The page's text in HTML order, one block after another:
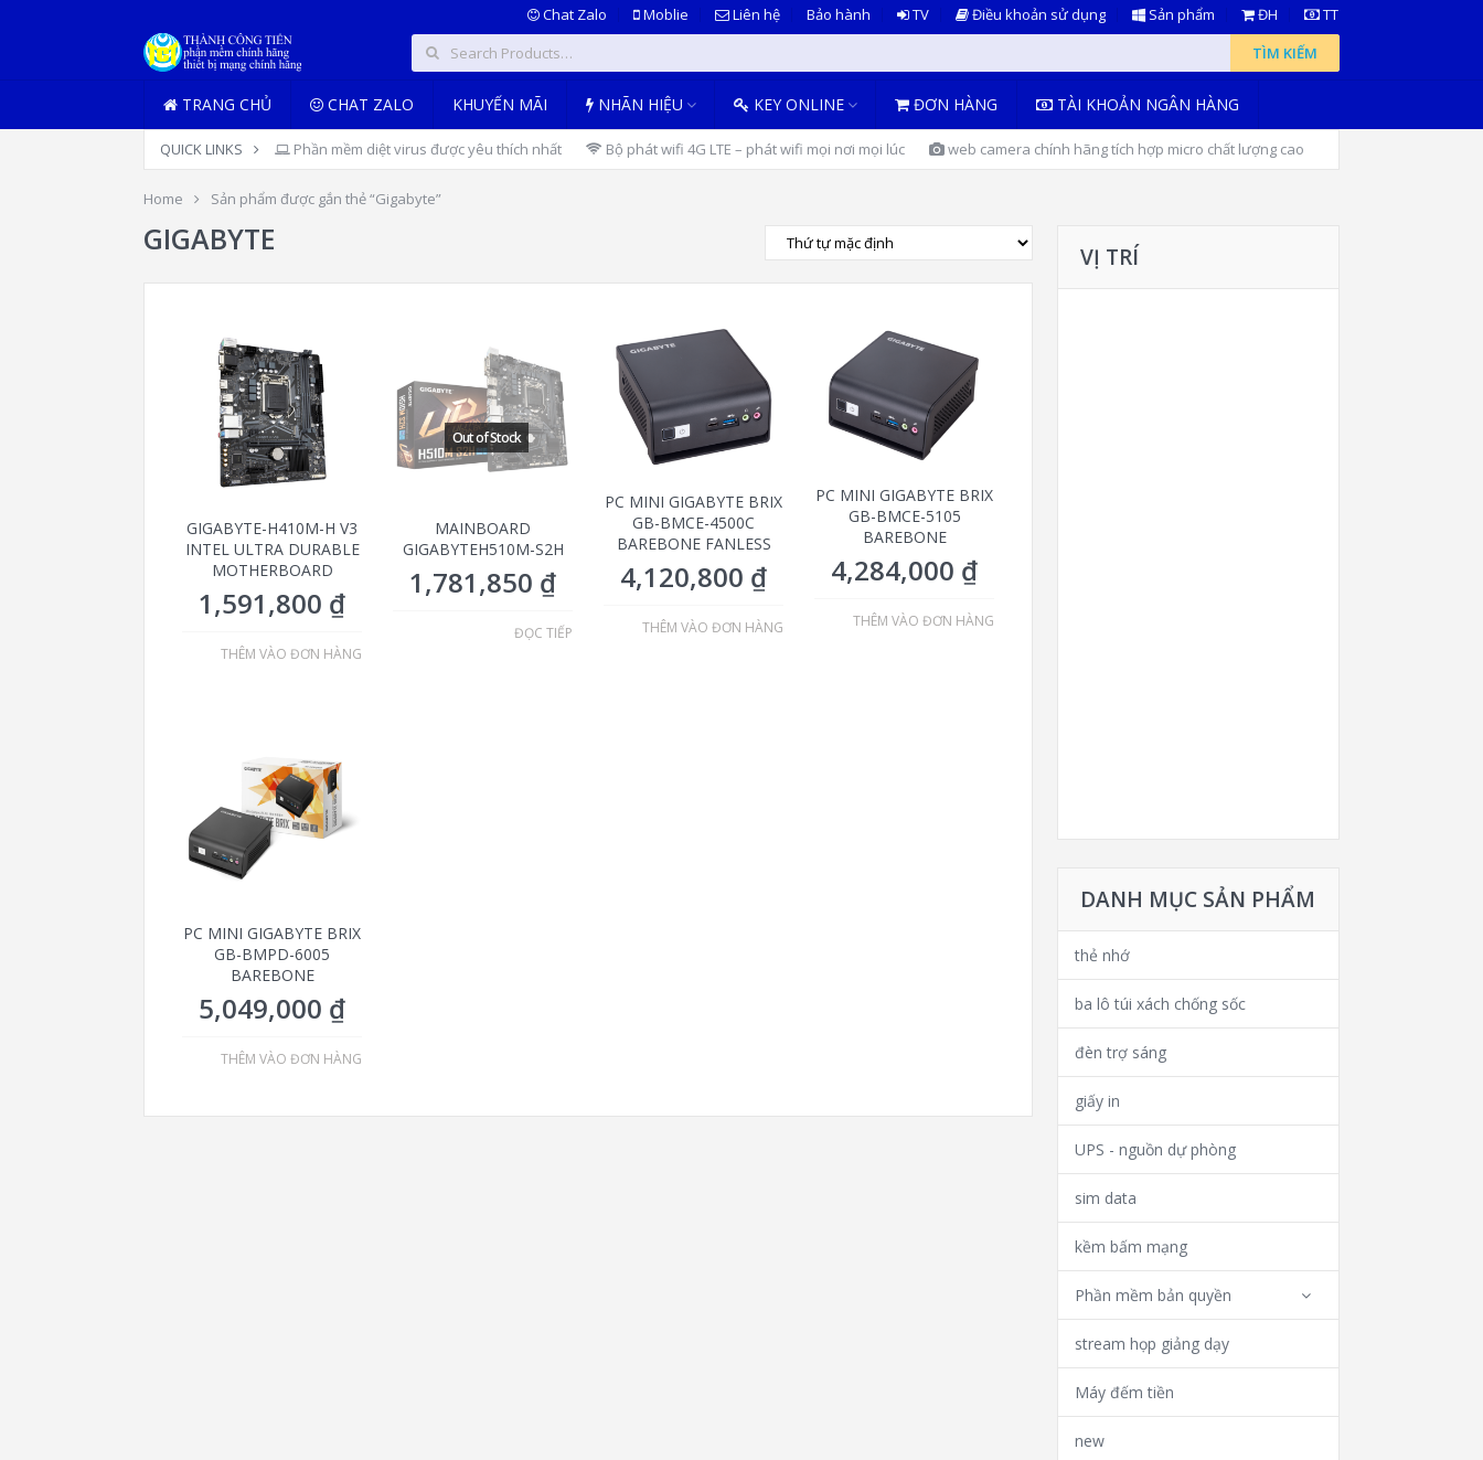
Chat Zalo Moblie Liên hệ Bảo hành TV Điều khoản sử dụng Sản phẩm ĐH
TT
TÌM KIẾM
TRANG CHỦ CHAT ZALO KHUYẾN MÃI NHÃN HIỆU KEY ONLINE ĐƠN HÀNG TÀI KHOẢN NGÂN HÀNG
QUICK LINKS Phần mềm diệt virus được yêu thích nhất Bộ phát wifi 4G LTE – phát wifi mọi nơi mọi lúc web camera chính hãng tích hợp micro chất lượng cao
Home Sản phẩm được gắn thẻ “Gigabyte”
GIGABYTE
GIGABYTE-H410M-H V3
INTEL ULTRA DURABLE
MOTHERBOARD
1,591,800 ₫
THÊM VÀO ĐƠN HÀNG
MAINBOARD
GIGABYTEH510M-S2H
1,781,850 ₫
ĐỌC TIẾP
PC MINI GIGABYTE BRIX
GB-BMCE-4500C
BAREBONE FANLESS
4,120,800 ₫
THÊM VÀO ĐƠN HÀNG
PC MINI GIGABYTE BRIX
GB-BMCE-5105
BAREBONE
4,284,000 ₫
THÊM VÀO ĐƠN HÀNG
PC MINI GIGABYTE BRIX
GB-BMPD-6005
BAREBONE
5,049,000 ₫
THÊM VÀO ĐƠN HÀNG
VỊ TRÍ
DANH MỤC SẢN PHẨM
thẻ nhớ
ba lô túi xách chống sốc
đèn trợ sáng
giấy in
UPS - nguồn dự phòng
sim data
kềm bấm mạng
Phần mềm bản quyền
stream họp giảng dạy
Máy đếm tiền
new